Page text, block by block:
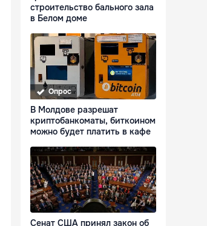
строительство бального зала
в Белом доме
Опрос
В Молдове разрешат
криптобанкоматы, биткоином
можно будет платить в кафе
Сенат США принял закон об